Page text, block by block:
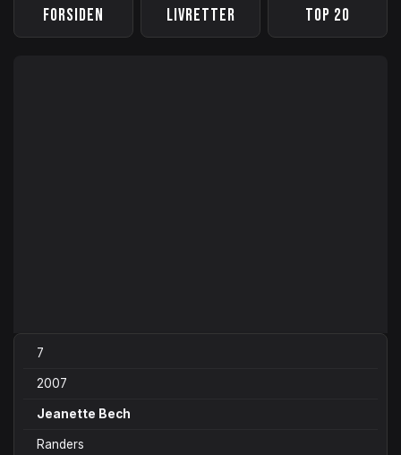
FORSIDEN
LIVRETTER
TOP 20
7
2007
Jeanette Bech
Randers